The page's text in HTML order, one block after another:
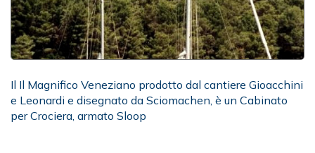
Il Il Magnifico Veneziano prodotto dal cantiere Gioacchini
e Leonardi e disegnato da Sciomachen, è un Cabinato
per Crociera, armato Sloop